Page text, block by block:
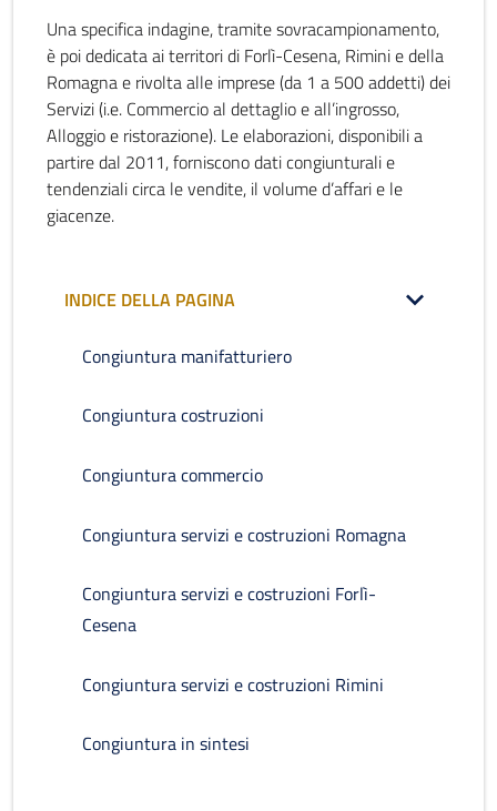
Una specifica indagine, tramite sovracampionamento,
è poi dedicata ai territori di Forlì-Cesena, Rimini e della
Romagna e rivolta alle imprese (da 1 a 500 addetti) dei
Servizi (i.e. Commercio al dettaglio e all’ingrosso,
Alloggio e ristorazione). Le elaborazioni, disponibili a
partire dal 2011, forniscono dati congiunturali e
tendenziali circa le vendite, il volume d’affari e le
giacenze.
INDICE DELLA PAGINA
Congiuntura manifatturiero
Congiuntura costruzioni
Congiuntura commercio
Congiuntura servizi e costruzioni Romagna
Congiuntura servizi e costruzioni Forlì-
Cesena
Congiuntura servizi e costruzioni Rimini
Congiuntura in sintesi